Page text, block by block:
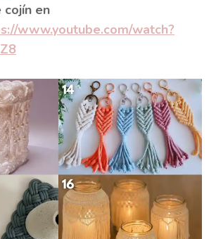
cojín en
www.youtube.com/watch?